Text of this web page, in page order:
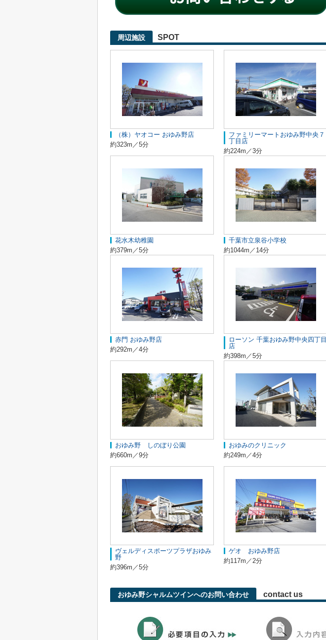
周辺施設 SPOT
（株）ヤオコー おゆみ野店
約323m／5分
ファミリーマートおゆみ野中央７
丁目店
約224m／3分
花水木幼稚園
約379m／5分
千葉市立泉谷小学校
約1044m／14分
赤門 おゆみ野店
約292m／4分
ローソン 千葉おゆみ野中央四丁目
店
約398m／5分
おゆみ野 しのぼり公園
約660m／9分
おゆみのクリニック
約249m／4分
ヴェルディスポーツプラザおゆみ
野
約396m／5分
ゲオ おゆみ野店
約117m／2分
おゆみ野シャルムツインへのお問い合わせ contact us